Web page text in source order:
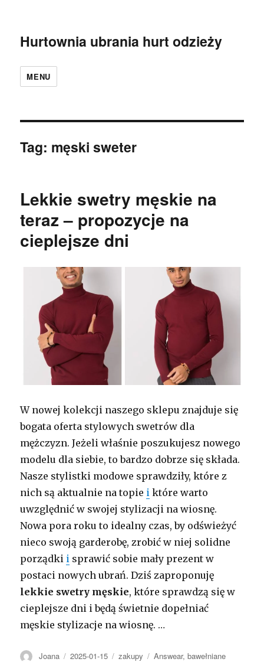
Hurtownia ubrania hurt odzieży
MENU
Tag: męski sweter
Lekkie swetry męskie na
teraz – propozycje na
cieplejsze dni
W nowej kolekcji naszego sklepu znajduje się
bogata oferta stylowych swetrów dla
mężczyzn. Jeżeli właśnie poszukujesz nowego
modelu dla siebie, to bardzo dobrze się składa.
Nasze stylistki modowe sprawdziły, które z
nich są aktualnie na topie i które warto
uwzględnić w swojej stylizacji na wiosnę.
Nowa pora roku to idealny czas, by odświeżyć
nieco swoją garderobę, zrobić w niej solidne
porządki i sprawić sobie mały prezent w
postaci nowych ubrań. Dziś zaproponuję
lekkie swetry męskie, które sprawdzą się w
cieplejsze dni i będą świetnie dopełniać
męskie stylizacje na wiosnę. …
Autor
Joana Opublikowano
2025-01-15 Kategorie
zakupy Tagi
Answear,bawełniane